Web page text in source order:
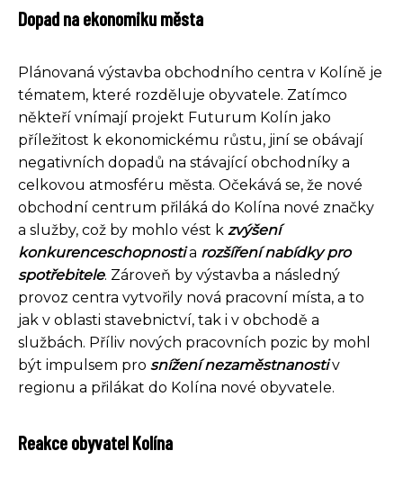
Dopad na ekonomiku města
Plánovaná výstavba obchodního centra v Kolíně je
tématem, které rozděluje obyvatele. Zatímco
někteří vnímají projekt Futurum Kolín jako
příležitost k ekonomickému růstu, jiní se obávají
negativních dopadů na stávající obchodníky a
celkovou atmosféru města. Očekává se, že nové
obchodní centrum přiláká do Kolína nové značky
a služby, což by mohlo vést k zvýšení
konkurenceschopnostia rozšíření nabídky pro
spotřebitele. Zároveň by výstavba a následný
provoz centra vytvořily nová pracovní místa, a to
jak v oblasti stavebnictví, tak i v obchodě a
službách. Příliv nových pracovních pozic by mohl
být impulsem pro snížení nezaměstnanostiv
regionu a přilákat do Kolína nové obyvatele.
Reakce obyvatel Kolína